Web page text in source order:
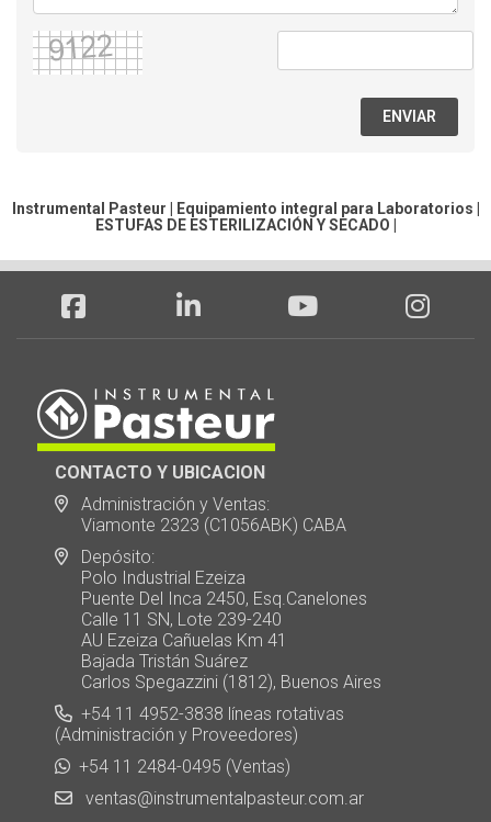
ENVIAR
Instrumental Pasteur | Equipamiento integral para Laboratorios |
ESTUFAS DE ESTERILIZACIÓN Y SECADO
CONTACTO Y UBICACION
Administración y Ventas:
Viamonte 2323 (C1056ABK) CABA
Depósito:
Polo Industrial Ezeiza
Puente Del Inca 2450, Esq.Canelones
Calle 11 SN, Lote 239-240
AU Ezeiza Cañuelas Km 41
Bajada Tristán Suárez
Carlos Spegazzini (1812), Buenos Aires
+54 11 4952-3838 líneas rotativas
(Administración y Proveedores)
+54 11 2484-0495 (Ventas)
ventas@instrumentalpasteur.com.ar